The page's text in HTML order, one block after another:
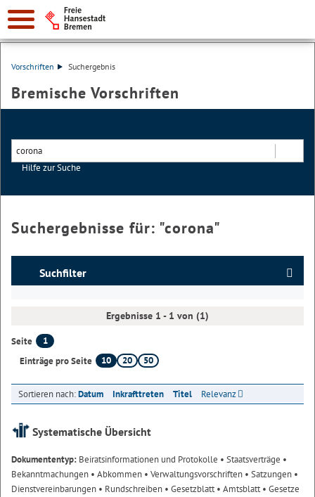
Vorschriften Suchergebnis
Bremische Vorschriften
Hilfe zur Suche
Suchergebnisse für: "corona"
Suchfilter
Ergebnisse 1 - 1 von (1)
Seite
1
Einträge pro Seite
10 20 50
Sortieren nach:Datum Inkrafttreten Titel Relevanz
Systematische Übersicht
Dokumententyp: Beiratsinformationen und Protokolle • Staatsverträge •
Bekanntmachungen • Abkommen • Verwaltungsvorschriften • Satzungen •
Dienstvereinbarungen • Rundschreiben • Gesetzblatt• Amtsblatt• Gesetze